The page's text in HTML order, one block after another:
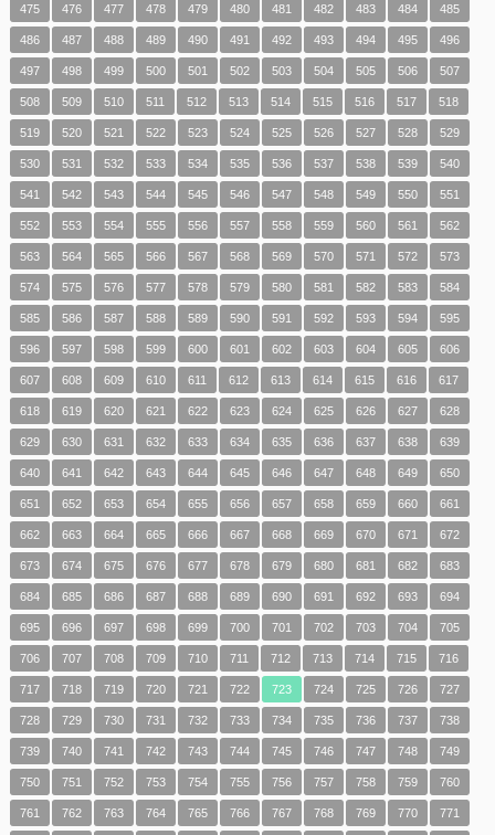
475 476 477 478 479 480 481 482 483 484 485
486 487 488 489 490 491 492 493 494 495 496
497 498 499 500 501 502 503 504 505 506 507
508 509 510 511 512 513 514 515 516 517 518
519 520 521 522 523 524 525 526 527 528 529
530 531 532 533 534 535 536 537 538 539 540
541 542 543 544 545 546 547 548 549 550 551
552 553 554 555 556 557 558 559 560 561 562
563 564 565 566 567 568 569 570 571 572 573
574 575 576 577 578 579 580 581 582 583 584
585 586 587 588 589 590 591 592 593 594 595
596 597 598 599 600 601 602 603 604 605 606
607 608 609 610 611 612 613 614 615 616 617
618 619 620 621 622 623 624 625 626 627 628
629 630 631 632 633 634 635 636 637 638 639
640 641 642 643 644 645 646 647 648 649 650
651 652 653 654 655 656 657 658 659 660 661
662 663 664 665 666 667 668 669 670 671 672
673 674 675 676 677 678 679 680 681 682 683
684 685 686 687 688 689 690 691 692 693 694
695 696 697 698 699 700 701 702 703 704 705
706 707 708 709 710 711 712 713 714 715 716
717 718 719 720 721 722 723 724 725 726 727
728 729 730 731 732 733 734 735 736 737 738
739 740 741 742 743 744 745 746 747 748 749
750 751 752 753 754 755 756 757 758 759 760
761 762 763 764 765 766 767 768 769 770 771